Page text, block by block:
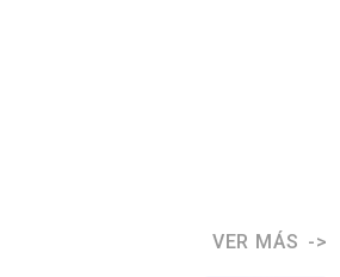
VER MÁS